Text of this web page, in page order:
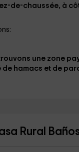
de-chaussée, à
une zone
hamacs et de
Rural